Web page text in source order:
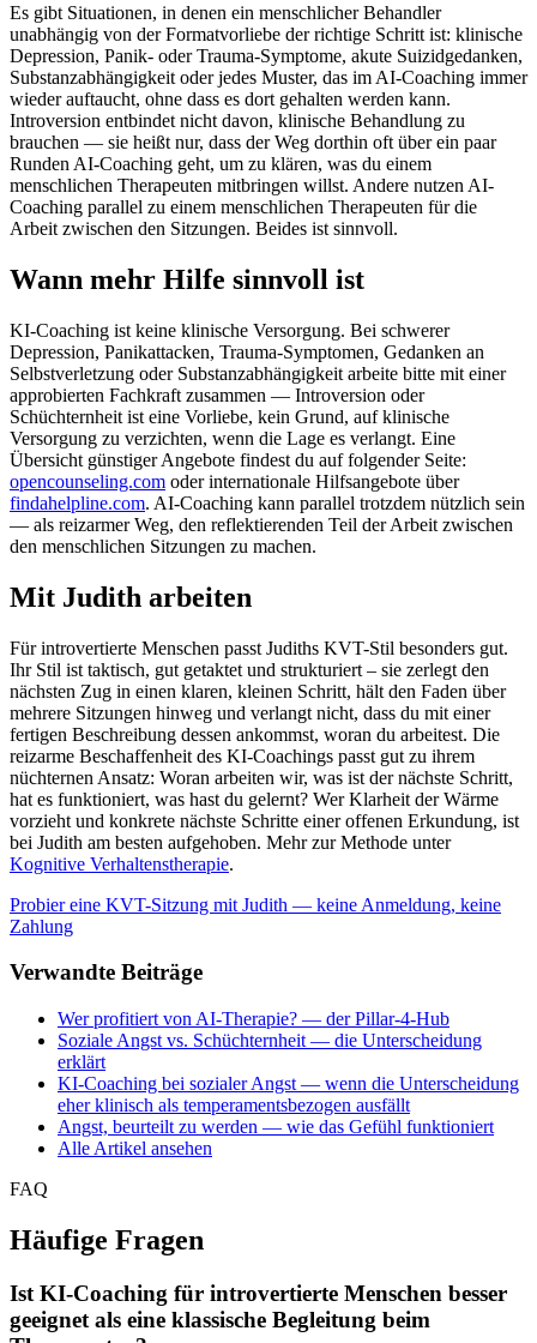
Es gibt Situationen, in denen ein menschlicher Behandler
unabhängig von der Formatvorliebe der richtige Schritt ist: klinische
Depression, Panik- oder Trauma-Symptome, akute Suizidgedanken,
Substanzabhängigkeit oder jedes Muster, das im AI-Coaching immer
wieder auftaucht, ohne dass es dort gehalten werden kann.
Introversion entbindet nicht davon, klinische Behandlung zu
brauchen — sie heißt nur, dass der Weg dorthin oft über ein paar
Runden AI-Coaching geht, um zu klären, was du einem
menschlichen Therapeuten mitbringen willst. Andere nutzen AI-
Coaching parallel zu einem menschlichen Therapeuten für die
Arbeit zwischen den Sitzungen. Beides ist sinnvoll.
Wann mehr Hilfe sinnvoll ist
KI-Coaching ist keine klinische Versorgung. Bei schwerer
Depression, Panikattacken, Trauma-Symptomen, Gedanken an
Selbstverletzung oder Substanzabhängigkeit arbeite bitte mit einer
approbierten Fachkraft zusammen — Introversion oder
Schüchternheit ist eine Vorliebe, kein Grund, auf klinische
Versorgung zu verzichten, wenn die Lage es verlangt. Eine
Übersicht günstiger Angebote findest du auf folgender Seite:
opencounseling.com oder internationale Hilfsangebote über
findahelpline.com. AI-Coaching kann parallel trotzdem nützlich sein
— als reizarmer Weg, den reflektierenden Teil der Arbeit zwischen
den menschlichen Sitzungen zu machen.
Mit Judith arbeiten
Für introvertierte Menschen passt Judiths KVT-Stil besonders gut.
Ihr Stil ist taktisch, gut getaktet und strukturiert – sie zerlegt den
nächsten Zug in einen klaren, kleinen Schritt, hält den Faden über
mehrere Sitzungen hinweg und verlangt nicht, dass du mit einer
fertigen Beschreibung dessen ankommst, woran du arbeitest. Die
reizarme Beschaffenheit des KI-Coachings passt gut zu ihrem
nüchternen Ansatz: Woran arbeiten wir, was ist der nächste Schritt,
hat es funktioniert, was hast du gelernt? Wer Klarheit der Wärme
vorzieht und konkrete nächste Schritte einer offenen Erkundung, ist
bei Judith am besten aufgehoben. Mehr zur Methode unter
Kognitive Verhaltenstherapie.
Probier eine KVT-Sitzung mit Judith — keine Anmeldung, keine
Zahlung
Verwandte Beiträge
Wer profitiert von AI-Therapie? — der Pillar-4-Hub
Soziale Angst vs. Schüchternheit — die Unterscheidung
erklärt
KI-Coaching bei sozialer Angst — wenn die Unterscheidung
eher klinisch als temperamentsbezogen ausfällt
Angst, beurteilt zu werden — wie das Gefühl funktioniert
Alle Artikel ansehen
FAQ
Häufige Fragen
Ist KI-Coaching für introvertierte Menschen besser
geeignet als eine klassische Begleitung beim